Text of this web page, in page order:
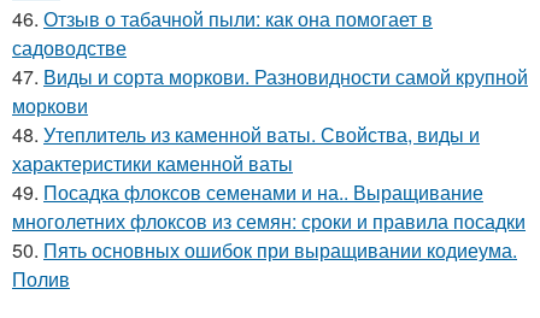
46. Отзыв о табачной пыли: как она помогает в
садоводстве
47. Виды и сорта моркови. Разновидности самой крупной
моркови
48. Утеплитель из каменной ваты. Свойства, виды и
характеристики каменной ваты
49. Посадка флоксов семенами и на.. Выращивание
многолетних флоксов из семян: сроки и правила посадки
50. Пять основных ошибок при выращивании кодиеума.
Полив